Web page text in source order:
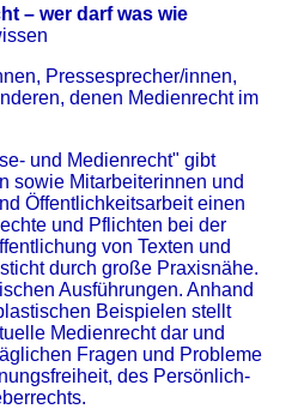
– wer darf was wie
Pressesprecher/innen,
denen Medienrecht im
und Medienrecht" gibt
sowie Mitarbeiterinnen und
Öffentlichkeitsarbeit einen
und Pflichten bei der
von Texten und
durch große Praxisnähe.
Ausführungen. Anhand
Bei­spie­len stellt
Medien­recht dar und
Fragen und Probleme
des Persönlich­